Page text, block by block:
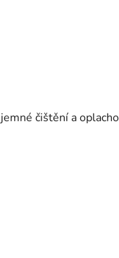
čištění a